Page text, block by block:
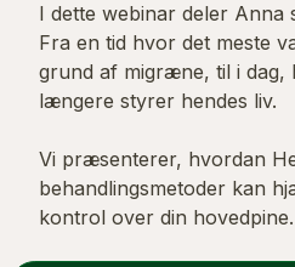
I dette webinar deler Anna
Fra en tid hvor det meste
grund af migræne, til i
længere styrer hendes liv.
Vi præsenterer, hvordan
behandlingsmetoder kan
kontrol over din hovedpine.